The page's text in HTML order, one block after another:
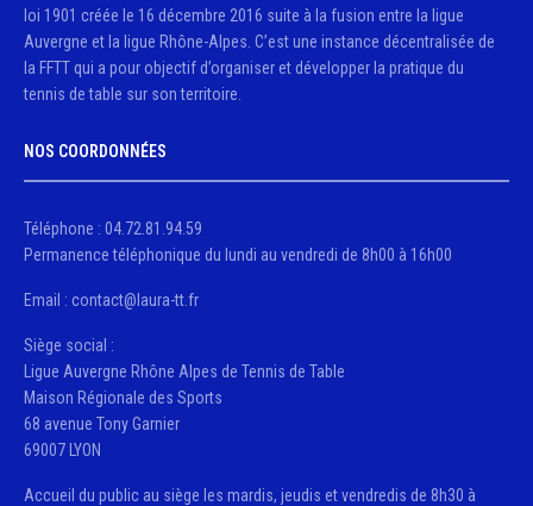
loi 1901 créée le 16 décembre 2016 suite à la fusion entre la ligue
Auvergne et la ligue Rhône-Alpes. C’est une instance décentralisée de
la FFTT qui a pour objectif d’organiser et développer la pratique du
tennis de table sur son territoire.
NOS COORDONNÉES
Téléphone : 04.72.81.94.59
Permanence téléphonique du lundi au vendredi de 8h00 à 16h00
Email : contact@laura-tt.fr
Siège social :
Ligue Auvergne Rhône Alpes de Tennis de Table
Maison Régionale des Sports
68 avenue Tony Garnier
69007 LYON
Accueil du public au siège les mardis, jeudis et vendredis de 8h30 à